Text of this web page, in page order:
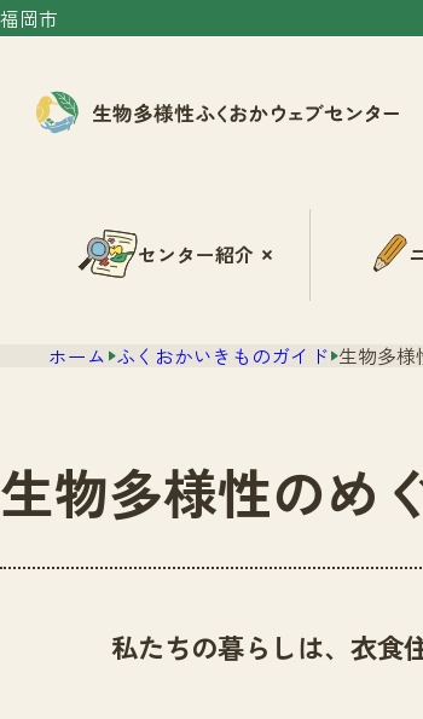
福岡市
センター紹介
ホーム ふくおかいきものガイド 生物多様
生物多様性のめ
私たちの暮らしは、衣食